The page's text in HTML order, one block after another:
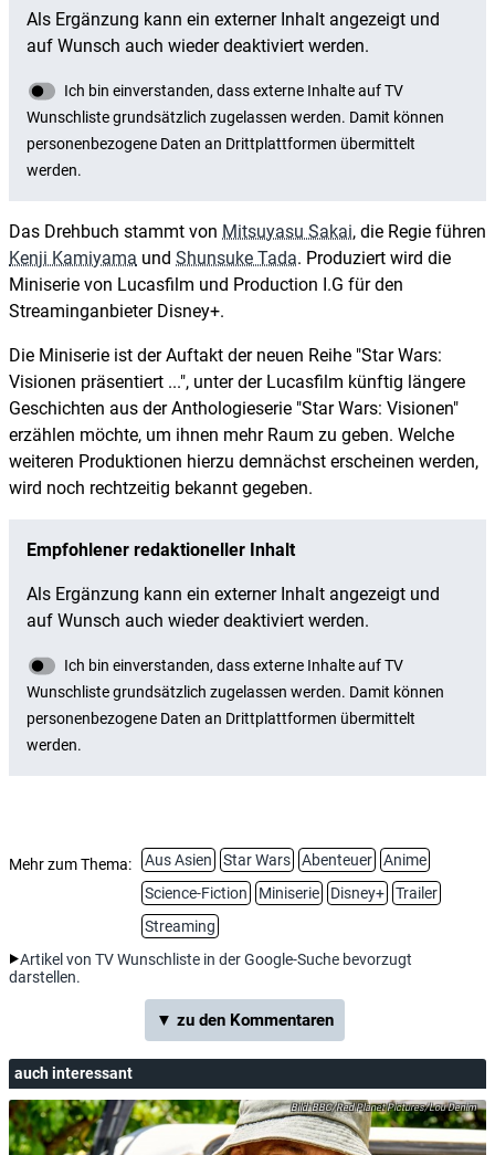
Das Drehbuch stammt von Mitsuyasu Sakai, die Regie führen
Kenji Kamiyama und Shunsuke Tada. Produziert wird die
Miniserie von Lucasfilm und Production I.G für den
Streaminganbieter Disney+.
Die Miniserie ist der Auftakt der neuen Reihe "Star Wars:
Visionen präsentiert ...", unter der Lucasfilm künftig längere
Geschichten aus der Anthologieserie "Star Wars: Visionen"
erzählen möchte, um ihnen mehr Raum zu geben. Welche
weiteren Produktionen hierzu demnächst erscheinen werden,
wird noch rechtzeitig bekannt gegeben.
Mehr zum Thema: Aus Asien Star Wars Abenteuer
Anime
Science-Fiction
Miniserie Disney+
Trailer
Streaming
Artikel von TV Wunschliste in der Google-Suche bevorzugt
darstellen.
▼ zu den Kommentaren
auch interessant
BBC/Red Planet Pictures/Lou Denim